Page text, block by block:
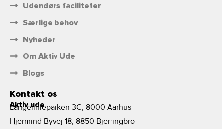
Udendørs faciliteter
Særlige behov
Nyheder
Om Aktiv Ude
Blogs
Kontakt os
Aktiv ude
Langelinieparken 3C, 8000 Aarhus
Hjermind Byvej 18, 8850 Bjerringbro